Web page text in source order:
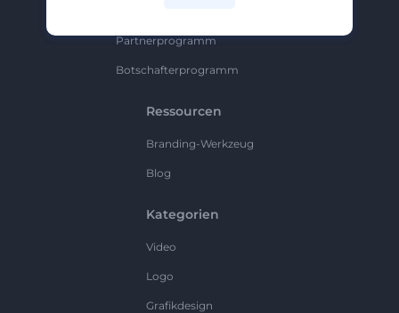
Partnerprogramm
Botschafterprogramm
Ressourcen
Branding-Werkzeug
Blog
Kategorien
Video
Logo
Grafikdesign